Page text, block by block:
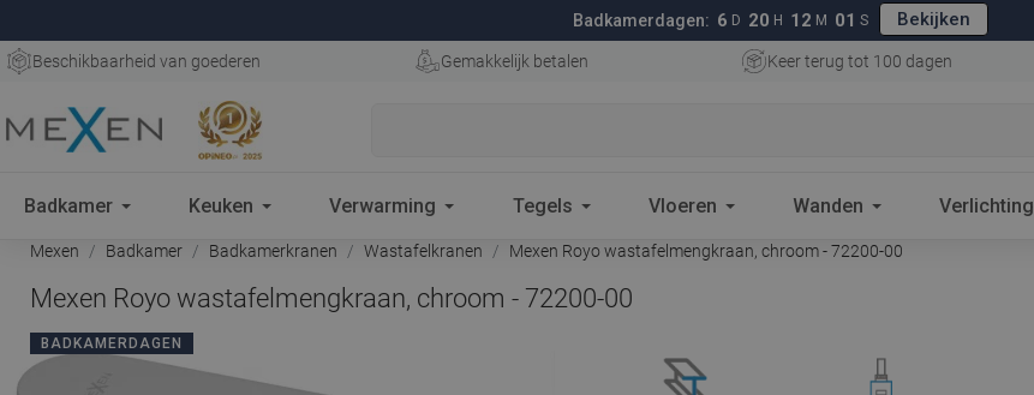
Badkamerdagen: 6 D 20 H 12 M 01 S Bekijken
Beschikbaarheid van goederen Gemakkelijk betalen Keer terug tot 100 dagen
Badkamer Keuken Verwarming Tegels Vloeren Wanden Verlichting
Mexen Badkamer Badkamerkranen Wastafelkranen Mexen Royo wastafelmengkraan, chroom - 72200-00
Mexen Royo wastafelmengkraan, chroom - 72200-00
BADKAMERDAGEN